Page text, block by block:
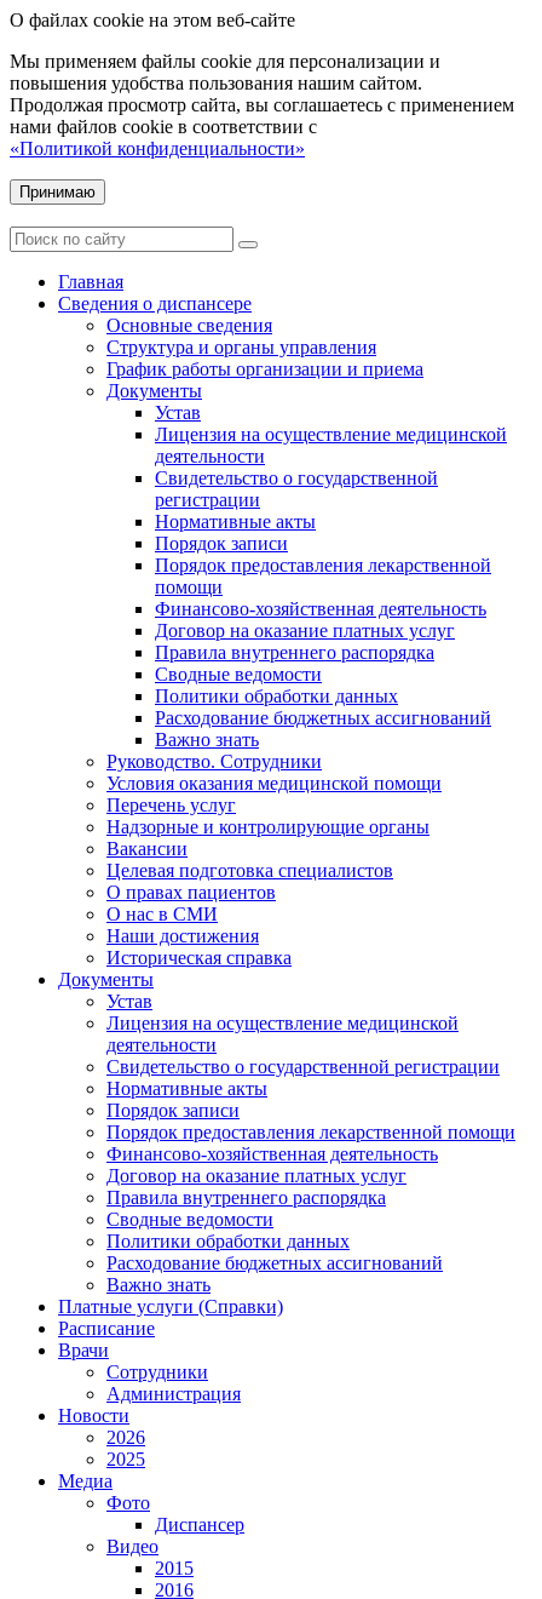
О файлах cookie на этом веб-сайте
Мы применяем файлы cookie для персонализации и
повышения удобства пользования нашим сайтом.
Продолжая просмотр сайта, вы соглашаетесь с применением
нами файлов cookie в соответствии с
«Политикой конфиденциальности»
Принимаю
Главная
Сведения о диспансере
Основные сведения
Структура и органы управления
График работы организации и приема
Документы
Устав
Лицензия на осуществление медицинской
деятельности
Свидетельство о государственной
регистрации
Нормативные акты
Порядок записи
Порядок предоставления лекарственной
помощи
Финансово-хозяйственная деятельность
Договор на оказание платных услуг
Правила внутреннего распорядка
Сводные ведомости
Политики обработки данных
Расходование бюджетных ассигнований
Важно знать
Руководство. Сотрудники
Условия оказания медицинской помощи
Перечень услуг
Надзорные и контролирующие органы
Вакансии
Целевая подготовка специалистов
О правах пациентов
О нас в СМИ
Наши достижения
Историческая справка
Документы
Устав
Лицензия на осуществление медицинской
деятельности
Свидетельство о государственной регистрации
Нормативные акты
Порядок записи
Порядок предоставления лекарственной помощи
Финансово-хозяйственная деятельность
Договор на оказание платных услуг
Правила внутреннего распорядка
Сводные ведомости
Политики обработки данных
Расходование бюджетных ассигнований
Важно знать
Платные услуги (Справки)
Расписание
Врачи
Сотрудники
Администрация
Новости
2026
2025
Медиа
Фото
Диспансер
Видео
2015
2016